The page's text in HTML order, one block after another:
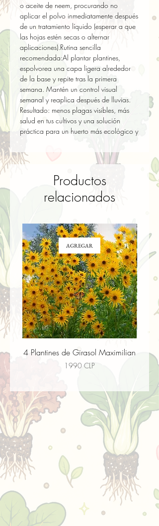
o aceite de neem, procurando no
aplicar el polvo inmediatamente después
de un tratamiento líquido (esperar a que
las hojas estén secas o alternar
aplicaciones).Rutina sencilla
recomendada:Al plantar plantines,
espolvorea una capa ligera alrededor
de la base y repite tras la primera
semana. Mantén un control visual
semanal y reaplica después de lluvias.
Resultado: menos plagas visibles, más
salud en tus cultivos y una solución
práctica para un huerto más ecológico y
Productos
relacionados
AGREGAR
4 Plantines de Girasol Maximilian
Precio
1990 CLP
4